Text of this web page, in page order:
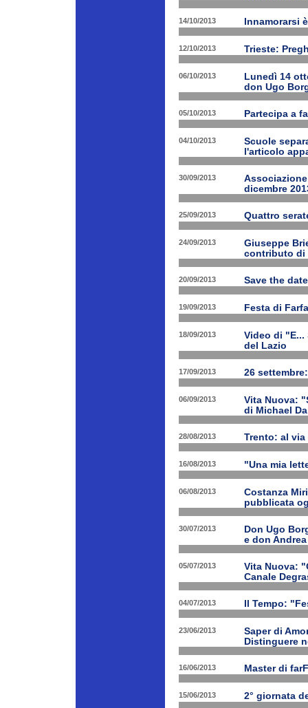
14/10/2013 Innamorarsi
12/10/2013 Trieste:
06/10/2013
Lunedì 14
don Ugo
05/10/2013 Partecipa a
04/10/2013
Scuole
l'articolo
30/09/2013
dicembre
25/09/2013 Quattro
24/09/2013
Giuseppe
contributo di
20/09/2013 Save the
19/09/2013 Festa di
18/09/2013
Video di "E...
del Lazio
17/09/2013 26
06/09/2013
Vita Nuova:
di Michael
28/08/2013 Trento: al
16/08/2013 "Una mia
06/08/2013
Costanza
pubblicata
30/07/2013
Don Ugo
e don
05/07/2013
Vita Nuova:
Canale
04/07/2013 Il Tempo:
23/06/2013
Saper di
Distinguere
16/06/2013 Master di
15/06/2013 2° giornata